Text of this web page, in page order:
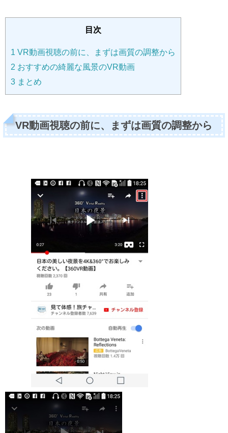
目次
1 VR動画視聴の前に、まずは画質の調整から
2 おすすめの綺麗な風景のVR動画
3 まとめ
VR動画視聴の前に、まずは画質の調整から